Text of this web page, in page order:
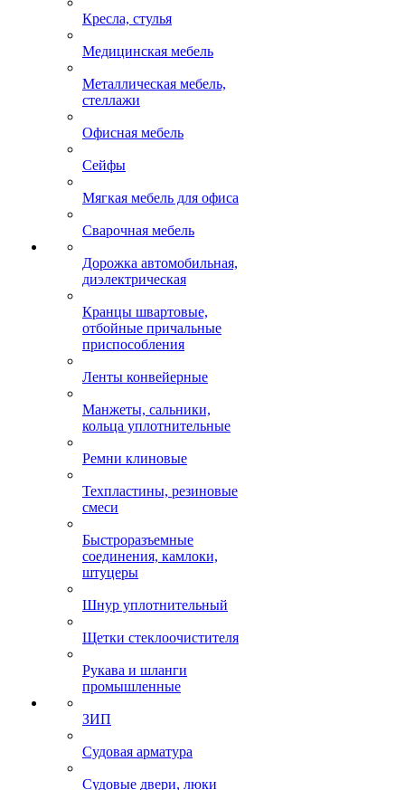
Кресла, стулья
Медицинская мебель
Металлическая мебель,
стеллажи
Офисная мебель
Сейфы
Мягкая мебель для офиса
Сварочная мебель
Дорожка автомобильная,
диэлектрическая
Кранцы швартовые,
отбойные причальные
приспособления
Ленты конвейерные
Манжеты, сальники,
кольца уплотнительные
Ремни клиновые
Техпластины, резиновые
смеси
Быстроразъемные
соединения, камлоки,
штуцеры
Шнур уплотнительный
Щетки стеклоочистителя
Рукава и шланги
промышленные
ЗИП
Судовая арматура
Судовые двери, люки